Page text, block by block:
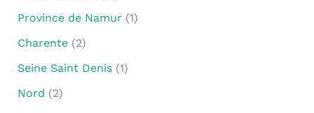
Province de Namur (1)
Charente(2)
Seine Saint Denis(1)
Nord (2)